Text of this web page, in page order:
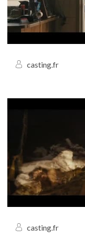
casting.fr
casting.fr